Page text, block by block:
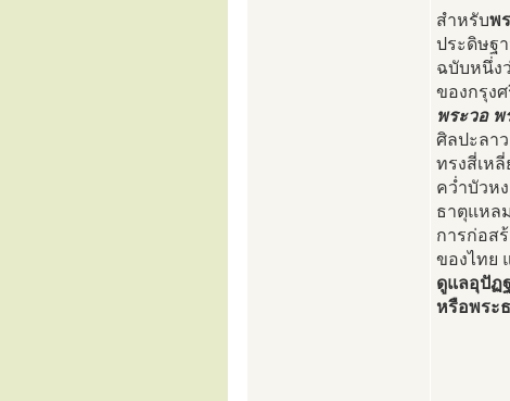
สำหรับพ
ประดิษฐ
ฉบับหนึ่ง
ของกรุง
พระวอ พ
ศิลปะลา
ทรงสี่เห
คว่ำบัวห
ธาตุแหล
การก่อส
ของไทย
ดูแลอุปัฏ
หรือพระ